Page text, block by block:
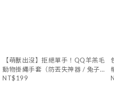
【萌獸出沒】拒絕單手！QQ羊羔毛
動物掛繩手套（防丟失神器 / 兔子
＆小熊）CT25058
NT$199